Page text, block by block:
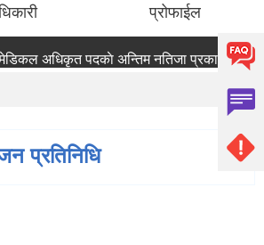
प्रोफाईल
मेडिकल अधिकृत पदकाे अन्तिम नतिजा प्रकाशन
प्रतिनिधि